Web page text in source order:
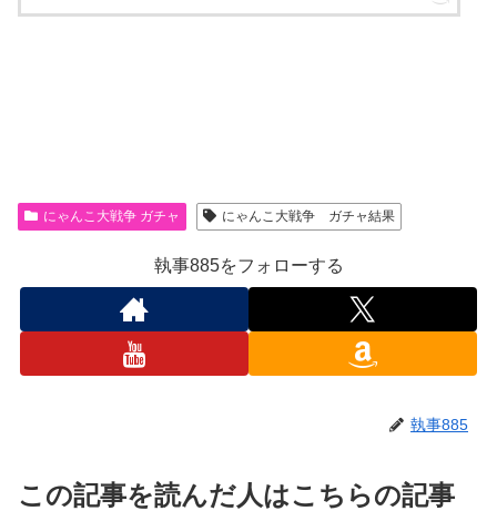
にゃんこ大戦争 ガチャ にゃんこ大戦争 ガチャ結果
執事885をフォローする
執事885
この記事を読んだ人はこちらの記事